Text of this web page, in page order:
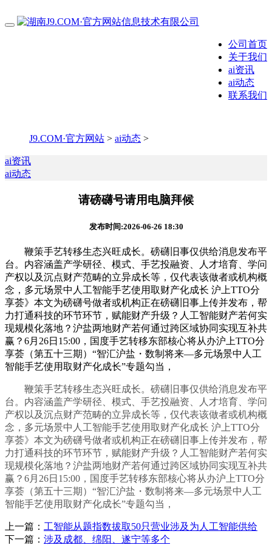
公司首页
关于我们
ai资讯
ai动态
联系我们
J9.COM·官方网站 > ai动态 >
ai资讯
ai动态
请磅礴号请用电脑拜候
发布时间:2026-06-26 18:30
鞭策手艺转移生态兴旺成长。磅礴旧事仅供给消息发布平
台。内容涵盖产学研径、模式、手艺投融资、人才培育、学问
产权以及沉点财产范畴的立异成长等，仅代表该做者或机构概
念，多元场景中人工智能手艺使用取财产化成长 沪上TTO分
享荟》本文为磅礴号做者或机构正在磅礴旧事上传并发布，帮
力打通科技的环节环节，赋能财产升级？人工智能财产若何实
现规模化落地？沪盐两地财产若何通过跨区域协同实现互补共
赢？6月26日15:00，国度手艺转移东部核心将从办沪上TTO分
享荟（第五十三期）“智汇沪盐・数制将来—多元场景中人工
智能手艺使用取财产化成长”专题勾当，
鞭策手艺转移生态兴旺成长。磅礴旧事仅供给消息发布平
台。内容涵盖产学研径、模式、手艺投融资、人才培育、学问
产权以及沉点财产范畴的立异成长等，仅代表该做者或机构概
念，多元场景中人工智能手艺使用取财产化成长 沪上TTO分
享荟》本文为磅礴号做者或机构正在磅礴旧事上传并发布，帮
力打通科技的环节环节，赋能财产升级？人工智能财产若何实
现规模化落地？沪盐两地财产若何通过跨区域协同实现互补共
赢？6月26日15:00，国度手艺转移东部核心将从办沪上TTO分
享荟（第五十三期）“智汇沪盐・数制将来—多元场景中人工
智能手艺使用取财产化成长”专题勾当，
上一篇： 工智能从题指数拔取50只营业涉及为人工智能供给
下一篇： 涉及成都、绵阳、遂宁等多个